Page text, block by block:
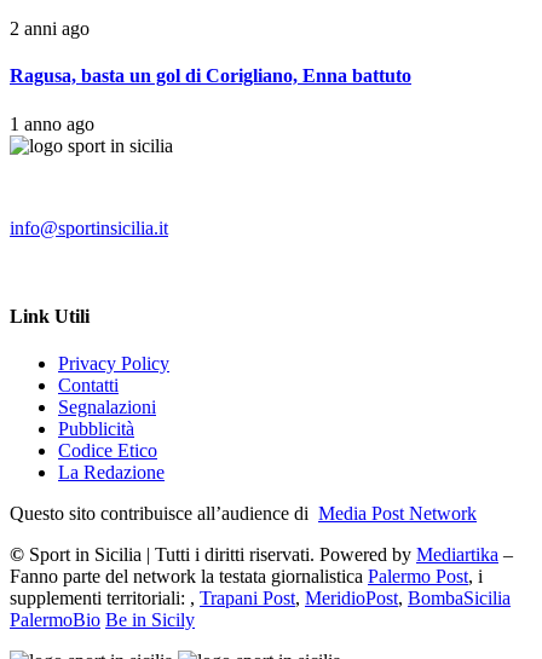
2 anni ago
Ragusa, basta un gol di Corigliano, Enna battuto
1 anno ago
info@sportinsicilia.it
Link Utili
Privacy Policy
Contatti
Segnalazioni
Pubblicità
Codice Etico
La Redazione
Questo sito contribuisce all’audience di Media Post Network
© Sport in Sicilia | Tutti i diritti riservati. Powered by Mediartika –
Fanno parte del network la testata giornalistica Palermo Post, i
supplementi territoriali: , Trapani Post, MeridioPost, BombaSicilia
PalermoBio Be in Sicily